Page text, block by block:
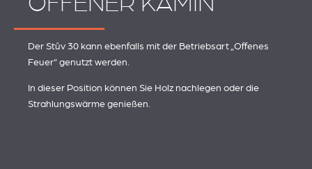
Der Stûv 30 kann ebenfalls mit der Betriebsart „Offenes
Feuer“ genutzt werden.
In dieser Position können Sie Holz nachlegen oder die
Strahlungswärme genießen.